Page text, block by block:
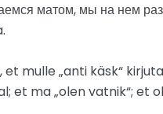
матом, мы на нем
mulle „anti käsk“
ma „olen vatnik“; et